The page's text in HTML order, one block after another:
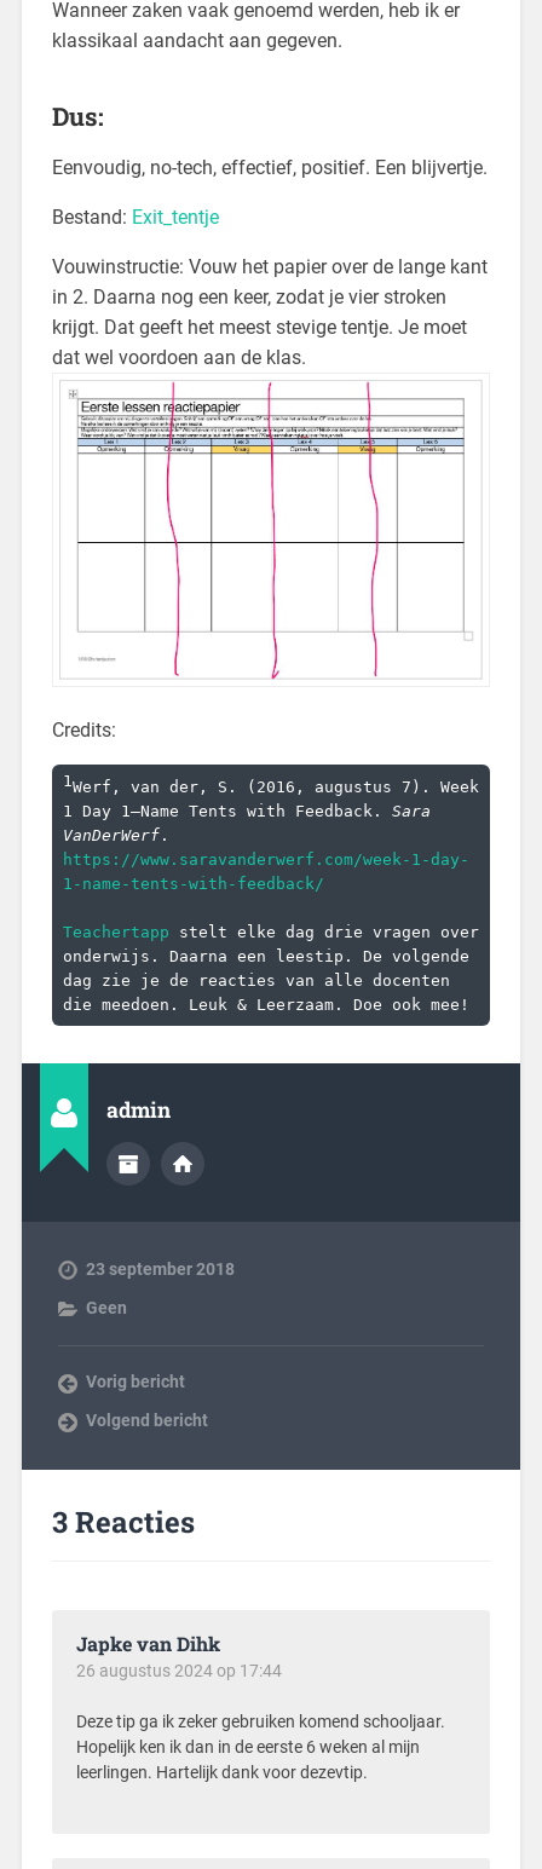
Wanneer zaken vaak genoemd werden, heb ik er
klassikaal aandacht aan gegeven.
Dus:
Eenvoudig, no-tech, effectief, positief. Een blijvertje.
Bestand: Exit_tentje
Vouwinstructie: Vouw het papier over de lange kant
in 2. Daarna nog een keer, zodat je vier stroken
krijgt. Dat geeft het meest stevige tentje. Je moet
dat wel voordoen aan de klas.
Credits:
1 Werf, van der, S. (2016, augustus 7). Week
1 Day 1—Name Tents with Feedback. Sara
VanDerWerf
https://www.saravanderwerf.com/week-1-day-
1-name-tents-with-feedback/
Teachertapp stelt elke dag drie vragen over
onderwijs. Daarna een leestip. De volgende
dag zie je de reacties van alle docenten
die meedoen. Leuk & Leerzaam. Doe ook mee!
admin
23 september 2018
Geen
Vorig bericht
Volgend bericht
3 Reacties
Japke van Dihk
26 augustus 2024 op 17:44
Deze tip ga ik zeker gebruiken komend schooljaar.
Hopelijk ken ik dan in de eerste 6 weken al mijn
leerlingen. Hartelijk dank voor dezevtip.